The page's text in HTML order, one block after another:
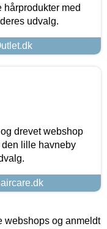
med
udvalg.
drevet webshop
den lille havneby
webshops og anmeldt